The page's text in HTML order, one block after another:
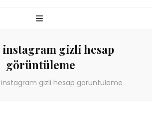
instagram gizli hesap
görüntüleme
instagram gizli hesap görüntüleme